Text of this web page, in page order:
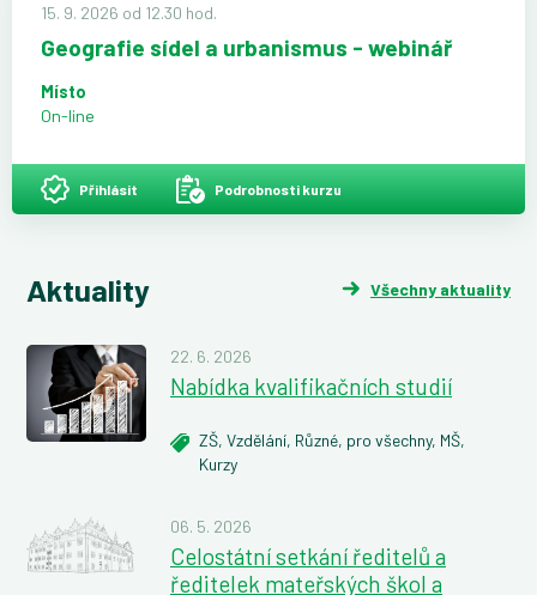
15. 9. 2026 od 12.30 hod.
Geografie sídel a urbanismus - webinář
Místo
On-line
Přihlásit Podrobnosti kurzu
Aktuality Všechny aktuality
22. 6. 2026
Nabídka kvalifikačních studií
ZŠ, Vzdělání, Různé, pro všechny, MŠ,
Kurzy
06. 5. 2026
Celostátní setkání ředitelů a
ředitelek mateřských škol a